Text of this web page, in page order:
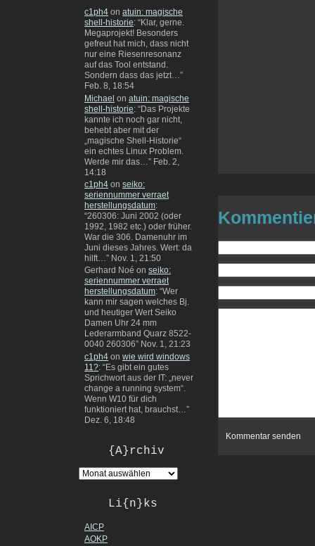
c1ph4 on atuin: magische
shell-historie: “Klar, gerne.
Megaprojekt! Besonders
gefreut hat mich, dass nicht
nur eine Riesenresonanz
auf das Tool entstand.
Sondern dass das jetzt…”
Feb. 8, 18:54
Michael on atuin: magische
shell-historie: “Das Projekte
kannte ich noch gar nicht,
behebt aber mit der
„magische Shell-Historie“
ein echtes Linux Problem.
Werde mir das… ” Feb. 2,
14:18
c1ph4 on seiko:
seriennummer verraet
herstellungsdatum:
“260306: Juni 2002 (oder
1992, 1982 etc.) oder früher.
War die 306. Damenuhr im
Juni dieses Jahres. Wert: da
hilft…” Nov. 1, 21:50
Gerhard Noé on seiko:
seriennummer verraet
herstellungsdatum: “Wer
kann mir sagen welches Bj.
und heutiger Wert Seiko
Damen Uhr 24 mm
Lederarmband Quarz 8522-
0040 260306” Nov. 1, 21:23
c1ph4 on wie wird windows
11?: “Es gibt ein gutes
Sprichwort aus der IT: „never
change a running system“.
Wenn W10 für dich
funktioniert hat, brauchst…”
Dez. 6, 18:48
{A}rchiv
Li{n}ks
AICP
AOKP